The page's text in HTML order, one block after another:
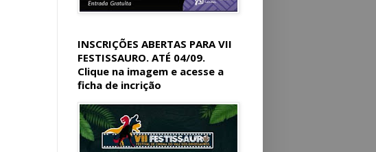
INSCRIÇÕES ABERTAS PARA VII
FESTISSAURO. ATÉ 04/09.
Clique na imagem e acesse a
ficha de incrição